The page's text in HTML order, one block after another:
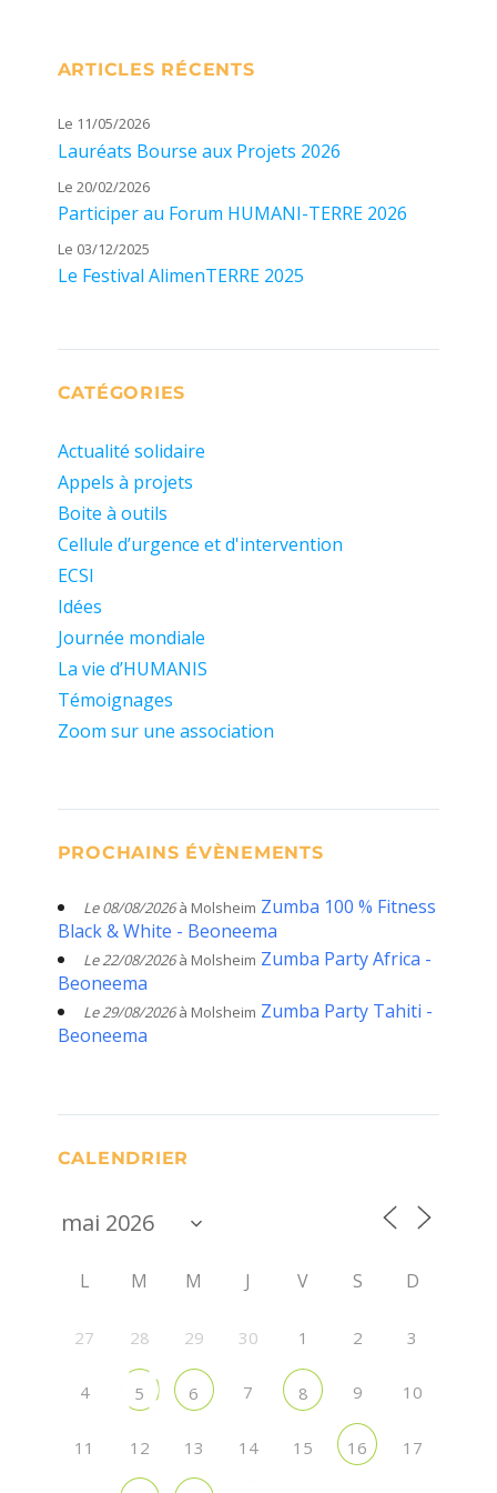
ARTICLES RÉCENTS
Le 11/05/2026
Lauréats Bourse aux Projets 2026
Le 20/02/2026
Participer au Forum HUMANI-TERRE 2026
Le 03/12/2025
Le Festival AlimenTERRE 2025
CATÉGORIES
Actualité solidaire
Appels à projets
Boite à outils
Cellule d’urgence et d'intervention
ECSI
Idées
Journée mondiale
La vie d’HUMANIS
Témoignages
Zoom sur une association
PROCHAINS ÉVÈNEMENTS
Le 08/08/2026à Molsheim Zumba 100 % Fitness
Black & White - Beoneema
Le 22/08/2026à Molsheim Zumba Party Africa -
Beoneema
Le 29/08/2026à Molsheim Zumba Party Tahiti -
Beoneema
CALENDRIER
L M M J V S D
27 28 29 30 1 2 3
4 5 6 7 8 9 10
11 12 13 14 15 16 17